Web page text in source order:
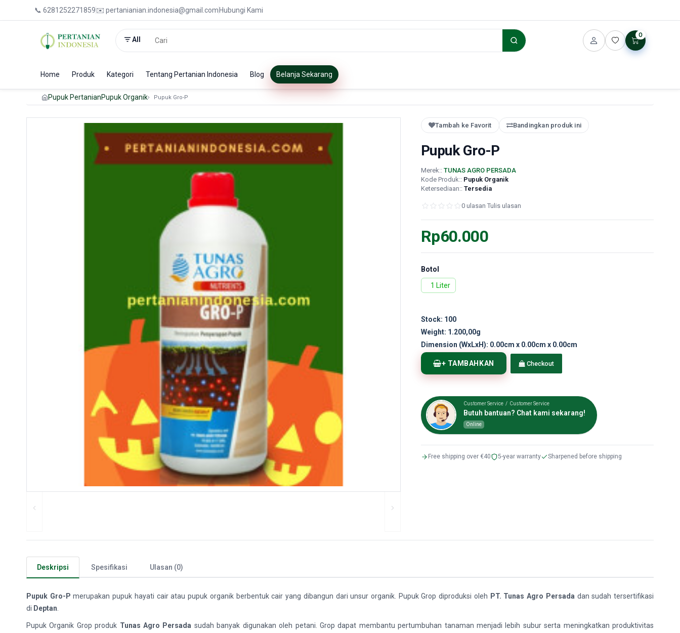
📞 6281252271859✉️ pertanianian.indonesia@gmail.com Hubungi Kami
All
0
Home Produk Kategori Tentang Pertanian Indonesia Blog Belanja Sekarang
Pupuk PertanianPupuk Organik Pupuk Gro-P
Tambah ke Favorit Bandingkan produk ini
Pupuk Gro-P
Merek:: TUNAS AGRO PERSADA
Kode Produk:: Pupuk Organik
Ketersediaan:: Tersedia
0 ulasan Tulis ulasan
Rp60.000
Botol
1 Liter
Stock: 100
Weight: 1.200,00g
Dimension (WxLxH): 0.00cm x 0.00cm x 0.00cm
+ TAMBAHKAN Checkout
Customer Service / Customer Service
Butuh bantuan? Chat kami sekarang!
Online
Free shipping over €40 5-year warranty Sharpened before shipping
Deskripsi Spesifikasi Ulasan (0)
Pupuk Gro-P merupakan pupuk hayati cair atau pupuk organik berbentuk cair yang dibangun dari unsur organik. Pupuk Grop diproduksi oleh PT. Tunas Agro Persada dan sudah tersertifikasi
di Deptan
Pupuk Organik Grop produk Tunas Agro Persada sudah banyak digunakan oleh petani. Grop dapat membantu pertumbuhan tanaman menjadi lebih subur serta meningkatkan produktivitas